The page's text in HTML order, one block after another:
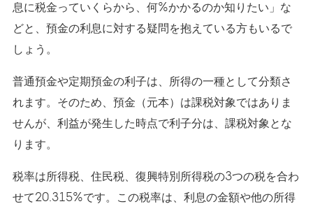
息に税金っていくらから、何%かかるのか知りたい」な
どと、預金の利息に対する疑問を抱えている方もいるで
しょう。
普通預金や定期預金の利子は、所得の一種として分類さ
れます。そのため、預金（元本）は課税対象ではありま
せんが、利益が発生した時点で利子分は、課税対象とな
ります。
税率は所得税、住民税、復興特別所得税の3つの税を合わ
せて20.315%です。この税率は、利息の金額や他の所得